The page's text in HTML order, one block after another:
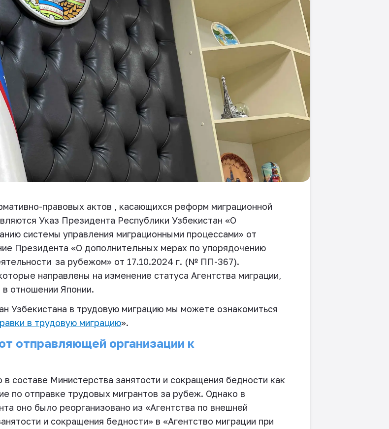
правовых актов , касающихся реформ миграционной
Указ Президента Республики Узбекистан «О
системы управления миграционными процессами» от
Президента «О дополнительных мерах по упорядочению
за рубежом» от 17.10.2024 г. (№ ПП-367).
направлены на изменение статуса Агентства миграции,
в отношении Японии.
Узбекистана в трудовую миграцию мы можете ознакомиться
в трудовую миграцию».
отправляющей организации к
составе Министерства занятости и сокращения бедности как
по отправке трудовых мигрантов за рубеж. Однако в
оно было реорганизовано из «Агентства по внешней
и сокращения бедности» в «Агентство миграции при